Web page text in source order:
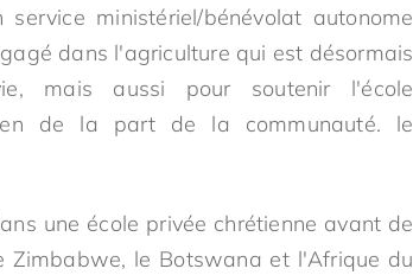
ministériel/bénévolat autonome
dans l'agriculture qui est désormais
mais aussi pour soutenir l'école
de la part de la communauté. le
une école privée chrétienne avant de
Zimbabwe, le Botswana et l'Afrique du